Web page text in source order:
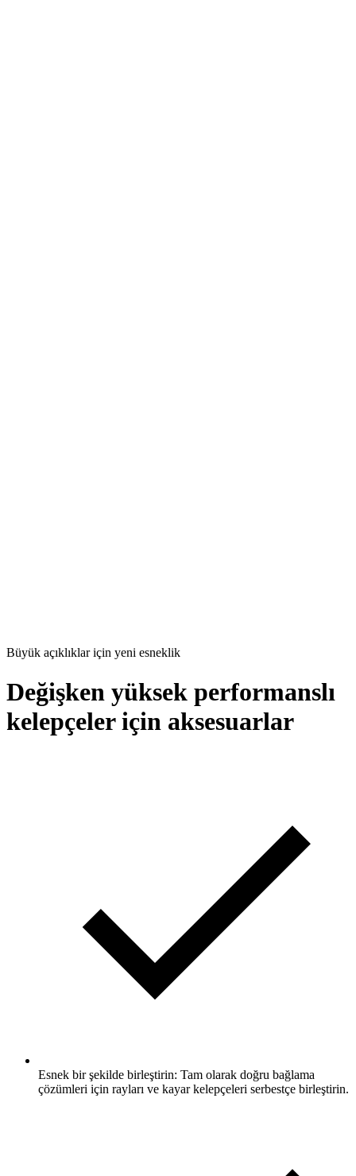
Büyük açıklıklar için yeni esneklik
Değişken yüksek performanslı
kelepçeler için aksesuarlar
Esnek bir şekilde birleştirin: Tam olarak doğru bağlama
çözümleri için rayları ve kayar kelepçeleri serbestçe birleştirin.